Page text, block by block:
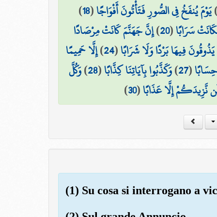
يَوْمَ يُنفَخُ فِي الصُّورِ فَتَأْتُونَ أَفْوَاجًا(
18
)
سَرَابًا(
20
)إِنَّ جَهَنَّمَ كَانَتْ مِرْصَادًا
فِيهَا بَرْدًا وَلَا شَرَابًا(
24
)إِلَّا حَمِيمًا
(
27
)وَكَذَّبُوا بِآيَاتِنَا كِذَّابًا(
28
)وَكُلَّ
نَّزِيدَكُمْ إِلَّا عَذَابًا(
30
)
(1) Su cosa si interrogano a